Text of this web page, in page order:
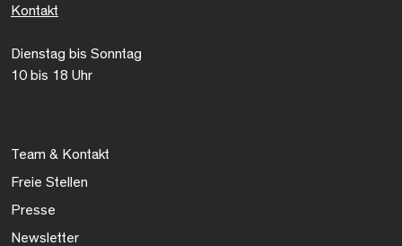
Kontakt
Dienstag bis Sonntag
10 bis 18 Uhr
Team & Kontakt
Freie Stellen
Presse
Newsletter